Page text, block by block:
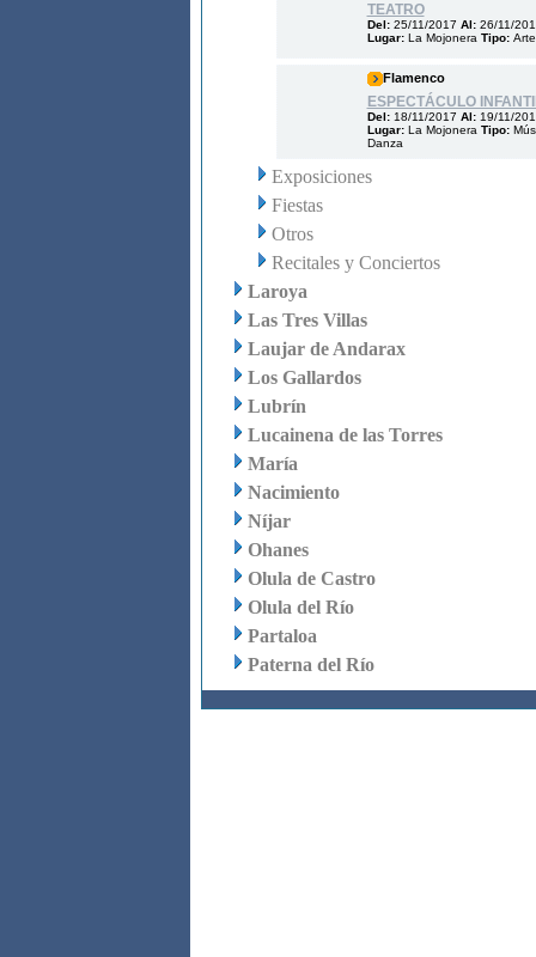
TEATRO
Del: 25/11/2017 Al: 26/11/
Lugar: La Mojonera Tipo:
Flamenco
ESPECTÁCULO
Del: 18/11/2017 Al: 19/11/
Lugar: La Mojonera Tipo:
Danza
Exposiciones
Fiestas
Otros
Recitales y Conciertos
Laroya
Las Tres Villas
Laujar de Andarax
Los Gallardos
Lubrín
Lucainena de las Torres
María
Nacimiento
Níjar
Ohanes
Olula de Castro
Olula del Río
Partaloa
Paterna del Río